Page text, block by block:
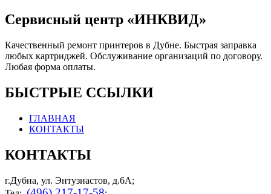
Сервисный центр «ИНКВИД»
Качественный ремонт принтеров в Дубне. Быстрая заправка
любых картриджей. Обслуживание организаций по договору.
Любая форма оплаты.
БЫСТРЫЕ ССЫЛКИ
ГЛАВНАЯ
КОНТАКТЫ
КОНТАКТЫ
г.Дубна, ул. Энтузиастов, д.6А;